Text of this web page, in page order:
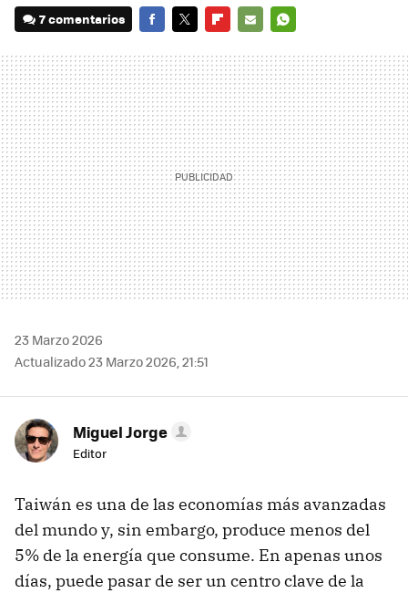
7 comentarios
MAIL
23 Marzo 2026
Actualizado 23 Marzo 2026, 21:51
Miguel Jorge
Editor
Taiwán es una de las economías más avanzadas
del mundo y, sin embargo, produce menos del
5% de la energía que consume. En apenas unos
días, puede pasar de ser un centro clave de la